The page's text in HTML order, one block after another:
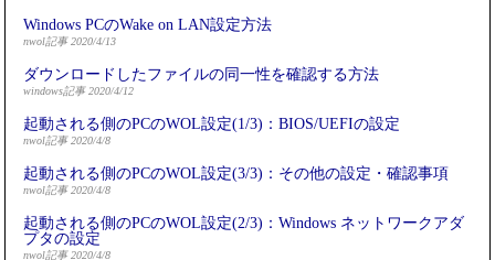
Windows PCのWake on LAN設定方法
nwol記事 2020/4/13
ダウンロードしたファイルの同一性を確認する方法
windows記事 2020/4/12
起動される側のPCのWOL設定(1/3)：BIOS/UEFIの設定
nwol記事 2020/4/8
起動される側のPCのWOL設定(3/3)：その他の設定・確認事項
nwol記事 2020/4/8
起動される側のPCのWOL設定(2/3)：Windows ネットワークアダ
プタの設定
nwol記事 2020/4/8